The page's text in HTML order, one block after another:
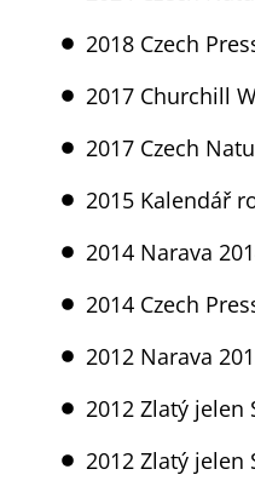
2018 Czech
2017 Churchill
2017 Czech
2015 Kalendář
2014 Narava
2014 Czech
2012 Narava
2012 Zlatý jelen
2012 Zlatý jelen